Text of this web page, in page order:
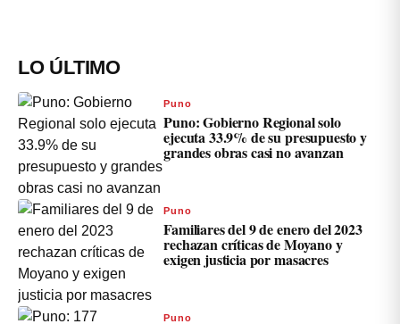
LO ÚLTIMO
Puno
Puno: Gobierno Regional solo
ejecuta 33.9% de su presupuesto y
grandes obras casi no avanzan
Puno
Familiares del 9 de enero del 2023
rechazan críticas de Moyano y
exigen justicia por masacres
Puno